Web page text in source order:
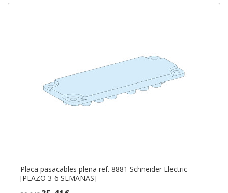
Placa pasacables plena ref. 8881 Schneider Electric
[PLAZO 3-6 SEMANAS]